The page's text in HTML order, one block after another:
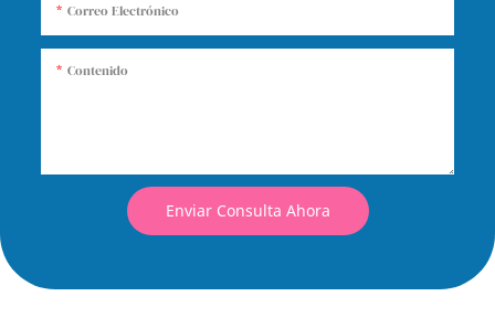
Correo Electrónico
Contenido
Enviar Consulta Ahora